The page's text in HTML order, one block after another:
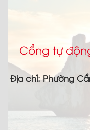
Cổng tự
Địa chỉ: Phường